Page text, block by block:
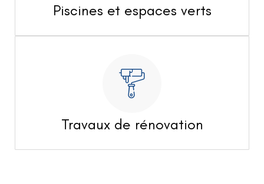
Piscines et espaces verts
Travaux de rénovation